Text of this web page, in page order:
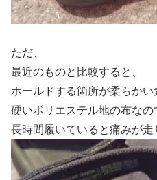
ただ、
最近のものと比較すると、
ホールドする箇所が柔らかい
硬いボリエステル地の布なの
長時間履いていると痛みが走